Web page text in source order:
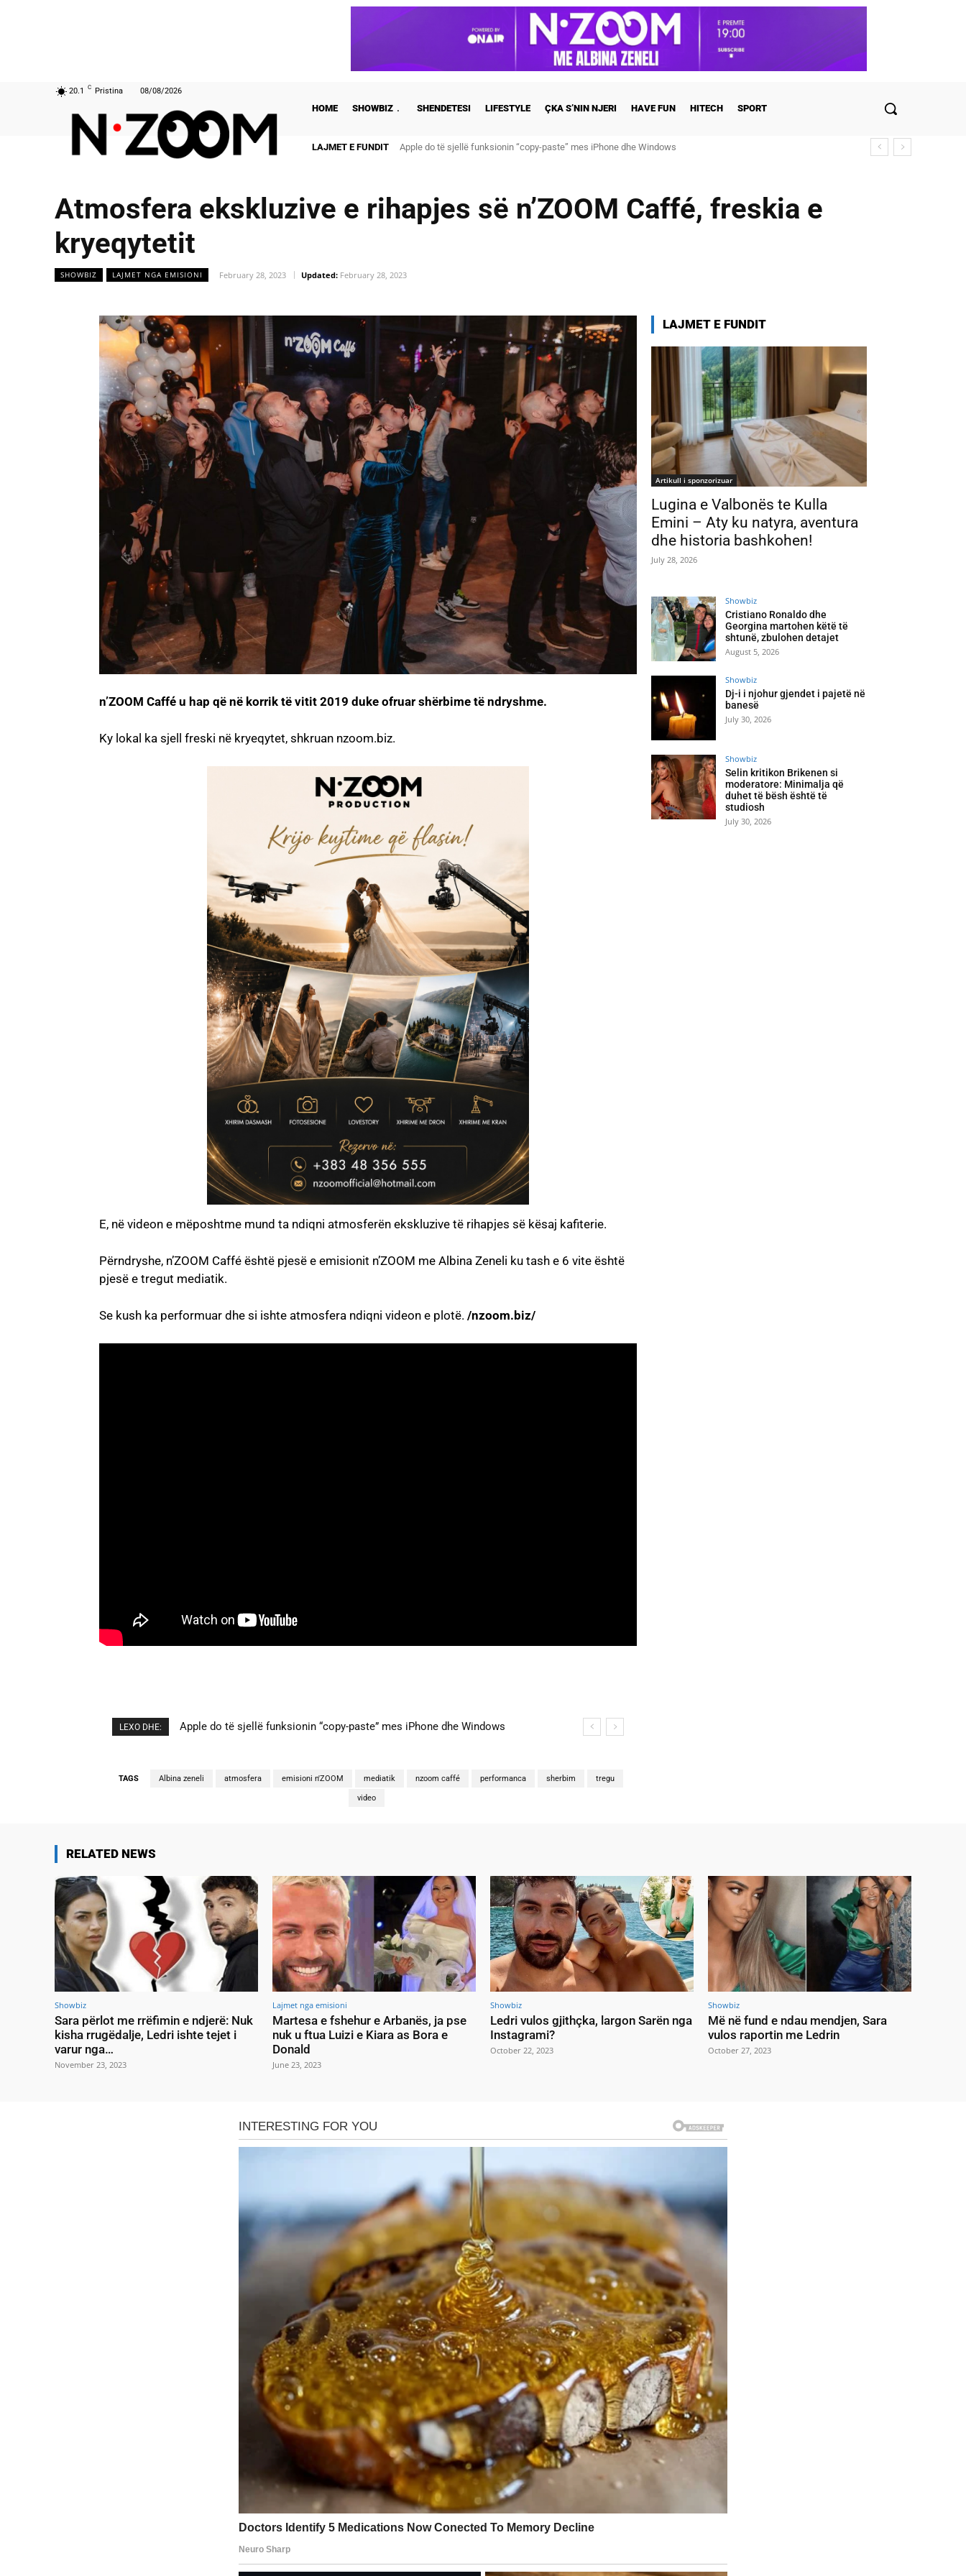
20.1 C Pristina 08/08/2026
HOME SHOWBIZ SHENDETESI LIFESTYLE ÇKA S’NIN NJERI HAVE FUN HITECH SPORT
LAJMET E FUNDIT Cristiano Ronaldo dhe Georgina martohen këtë të shtunë, zbulohen detajet
Atmosfera ekskluzive e rihapjes së n’ZOOM Caffé, freskia e
kryeqytetit
SHOWBIZ LAJMET NGA EMISIONI February 28, 2023 Updated: February 28, 2023
n’ZOOM Caffé u hap që në korrik të vitit 2019 duke ofruar shërbime të ndryshme.
Ky lokal ka sjell freski në kryeqytet, shkruan nzoom.biz.
E, në videon e mëposhtme mund ta ndiqni atmosferën ekskluzive të rihapjes së kësaj kafiterie.
Përndryshe, n’ZOOM Caffé është pjesë e emisionit n’ZOOM me Albina Zeneli ku tash e 6 vite është
pjesë e tregut mediatik.
Se kush ka performuar dhe si ishte atmosfera ndiqni videon e plotë. /nzoom.biz/
LEXO DHE: Cristiano Ronaldo dhe Georgina martohen këtë të shtunë, zbulohen detajet
TAGS Albina zeneli atmosfera emisioni n'ZOOM mediatik nzoom caffé performanca sherbim tregu
video
LAJMET E FUNDIT
Artikull i sponzorizuar
Lugina e Valbonës te Kulla
Emini – Aty ku natyra, aventura
dhe historia bashkohen!
July 28, 2026
Showbiz
Cristiano Ronaldo dhe
Georgina martohen këtë të
shtunë, zbulohen detajet
August 5, 2026
Showbiz
Dj-i i njohur gjendet i pajetë në
banesë
July 30, 2026
Showbiz
Selin kritikon Brikenen si
moderatore: Minimalja që
duhet të bësh është të
studiosh
July 30, 2026
RELATED NEWS
Showbiz
Sara përlot me rrëfimin e ndjerë: Nuk
kisha rrugëdalje, Ledri ishte tejet i
varur nga…
November 23, 2023
Lajmet nga emisioni
Martesa e fshehur e Arbanës, ja pse
nuk u ftua Luizi e Kiara as Bora e
Donald
June 23, 2023
Showbiz
Ledri vulos gjithçka, largon Sarën nga
Instagrami?
October 22, 2023
Showbiz
Më në fund e ndau mendjen, Sara
vulos raportin me Ledrin
October 27, 2023